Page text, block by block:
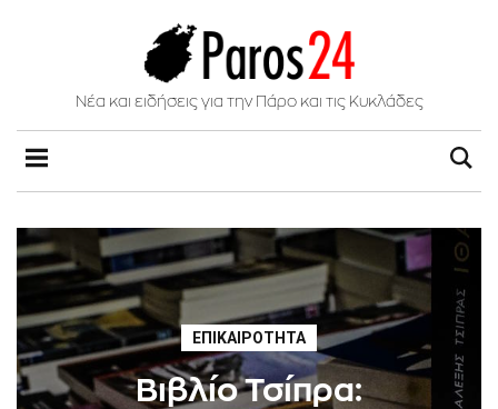
Νέα και ειδήσεις για την Πάρο και τις Κυκλάδες
ΕΠΙΚΑΙΡΌΤΗΤΑ
Bιβλίο Τσίπρα: